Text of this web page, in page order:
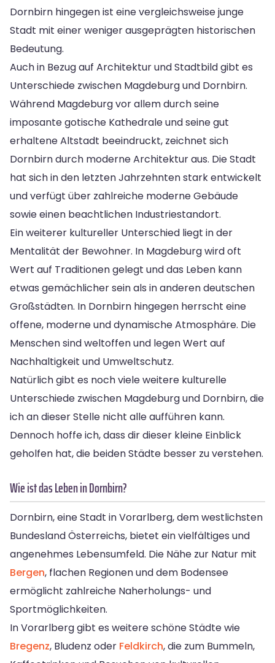
Dornbirn hingegen ist eine vergleichsweise junge
Stadt mit einer weniger ausgeprägten historischen
Bedeutung.
Auch in Bezug auf Architektur und Stadtbild gibt es
Unterschiede zwischen Magdeburg und Dornbirn.
Während Magdeburg vor allem durch seine
imposante gotische Kathedrale und seine gut
erhaltene Altstadt beeindruckt, zeichnet sich
Dornbirn durch moderne Architektur aus. Die Stadt
hat sich in den letzten Jahrzehnten stark entwickelt
und verfügt über zahlreiche moderne Gebäude
sowie einen beachtlichen Industriestandort.
Ein weiterer kultureller Unterschied liegt in der
Mentalität der Bewohner. In Magdeburg wird oft
Wert auf Traditionen gelegt und das Leben kann
etwas gemächlicher sein als in anderen deutschen
Großstädten. In Dornbirn hingegen herrscht eine
offene, moderne und dynamische Atmosphäre. Die
Menschen sind weltoffen und legen Wert auf
Nachhaltigkeit und Umweltschutz.
Natürlich gibt es noch viele weitere kulturelle
Unterschiede zwischen Magdeburg und Dornbirn, die
ich an dieser Stelle nicht alle aufführen kann.
Dennoch hoffe ich, dass dir dieser kleine Einblick
geholfen hat, die beiden Städte besser zu verstehen.
Wie ist das Leben in Dornbirn?
Dornbirn, eine Stadt in Vorarlberg, dem westlichsten
Bundesland Österreichs, bietet ein vielfältiges und
angenehmes Lebensumfeld. Die Nähe zur Natur mit
Bergen, flachen Regionen und dem Bodensee
ermöglicht zahlreiche Naherholungs- und
Sportmöglichkeiten.
In Vorarlberg gibt es weitere schöne Städte wie
Bregenz, Bludenz oder Feldkirch, die zum Bummeln,